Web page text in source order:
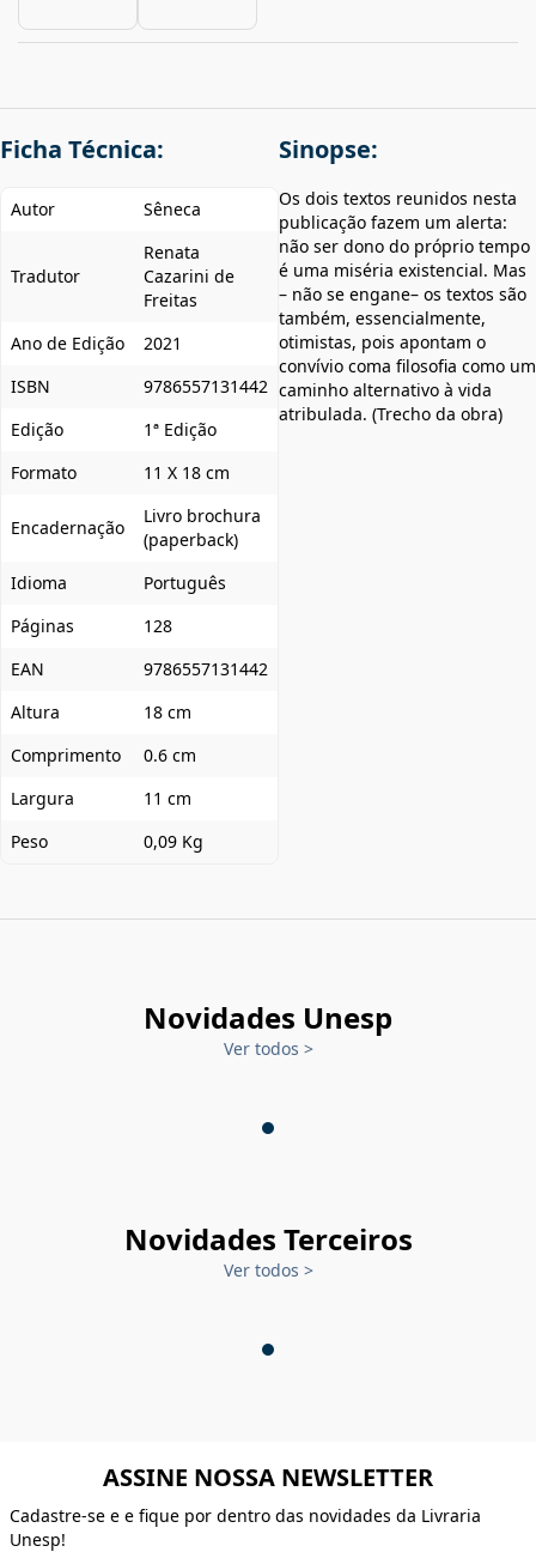
Ficha Técnica:
Autor Sêneca
Tradutor
Renata
Cazarini de
Freitas
Ano de Edição
2021
ISBN
9786557131442
Edição
1ª Edição
Formato
11 X 18 cm
Encadernação
Livro brochura
(paperback)
Idioma
Português
Páginas
128
EAN
9786557131442
Altura
18 cm
Comprimento
0.6 cm
Largura
11 cm
Peso
0,09 Kg
Sinopse:
Os dois textos reunidos nesta
publicação fazem um alerta:
não ser dono do próprio tempo
é uma miséria existencial. Mas
– não se engane– os textos são
também, essencialmente,
otimistas, pois apontam o
convívio coma filosofia como um
caminho alternativo à vida
atribulada. (Trecho da obra)
Novidades Unesp
Ver todos >
Novidades Terceiros
Ver todos >
ASSINE NOSSA NEWSLETTER
Cadastre-se e e fique por dentro das novidades da Livraria
Unesp!